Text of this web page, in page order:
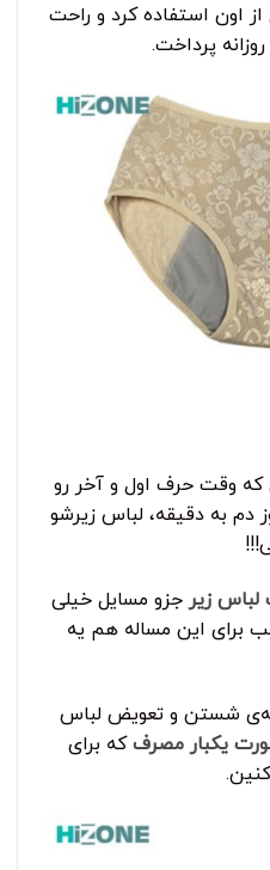
اون استفاده کرد و راحت
پرداخت.
که وقت حرف اول و آخر رو
دم به دقیقه، لباس زیرشو
زیر جزو مسایل خیلی
برای این مساله هم یه
شستن و تعویض لباس
یکبار مصرفکه برای